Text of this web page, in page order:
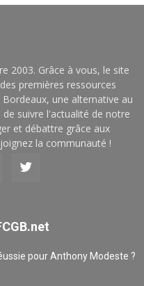
2003. Grâce à vous, le site
premières ressources
une alternative au
suivre l'actualité de notre
et débattre grâce aux
la communauté !
pour Anthony Modeste ?